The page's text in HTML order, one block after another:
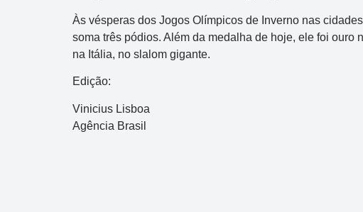
Às vésperas dos Jogos Olímpicos de Inverno nas
soma três pódios. Além da medalha de hoje, ele foi
na Itália, no slalom gigante.
Edição:
Vinicius Lisboa
Agência Brasil